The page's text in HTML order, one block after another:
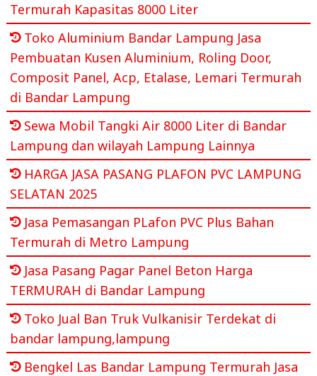
Termurah Kapasitas 8000 Liter
Toko Aluminium Bandar Lampung Jasa
Pembuatan Kusen Aluminium, Roling Door,
Composit Panel, Acp, Etalase, Lemari Termurah
di Bandar Lampung
Sewa Mobil Tangki Air 8000 Liter di Bandar
Lampung dan wilayah Lampung Lainnya
HARGA JASA PASANG PLAFON PVC LAMPUNG
SELATAN 2025
Jasa Pemasangan PLafon PVC Plus Bahan
Termurah di Metro Lampung
Jasa Pasang Pagar Panel Beton Harga
TERMURAH di Bandar Lampung
Toko Jual Ban Truk Vulkanisir Terdekat di
bandar lampung,lampung
Bengkel Las Bandar Lampung Termurah Jasa